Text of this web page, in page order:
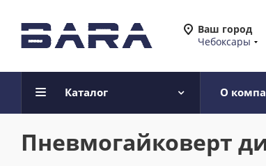
Ваш город
Чебоксары
Каталог О
Пневмогайковерт